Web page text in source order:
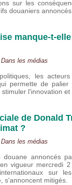
sur les
douaniers
manque-t-
les médias
les
permette de
l'innovation et
de Donald
?
les médias
douane annoncés
vigueur mercredi
sur
s'annoncent mitigés.